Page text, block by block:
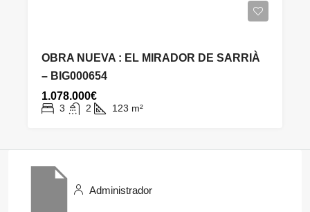
OBRA NUEVA : EL MIRADOR DE SARRIÀ
– BIG000654
1.078.000€
3 2 123 m²
Administrador